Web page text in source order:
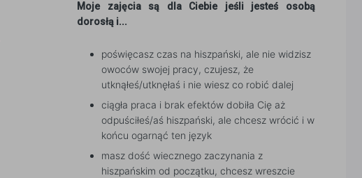
Moje zajęcia są dla Ciebie jeśli jesteś osobą
dorosłą i...
poświęcasz czas na hiszpański, ale nie widzisz
owoców swojej pracy, czujesz, że
utknąłeś/utknęłaś i nie wiesz co robić dalej
ciągła praca i brak efektów dobiła Cię aż
odpuściłeś/aś hiszpański, ale chcesz wrócić i w
końcu ogarnąć ten język
masz dość wiecznego zaczynania z
hiszpańskim od początku, chcesz wreszcie